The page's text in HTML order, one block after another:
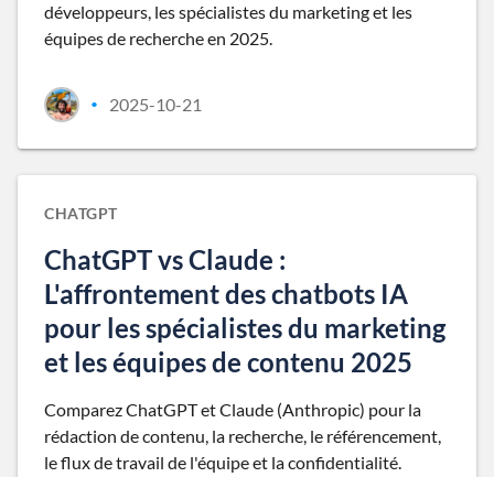
développeurs, les spécialistes du marketing et les
équipes de recherche en 2025.
• 2025-10-21
CHATGPT
ChatGPT vs Claude :
L'affrontement des chatbots IA
pour les spécialistes du marketing
et les équipes de contenu 2025
Comparez ChatGPT et Claude (Anthropic) pour la
rédaction de contenu, la recherche, le référencement,
le flux de travail de l'équipe et la confidentialité.